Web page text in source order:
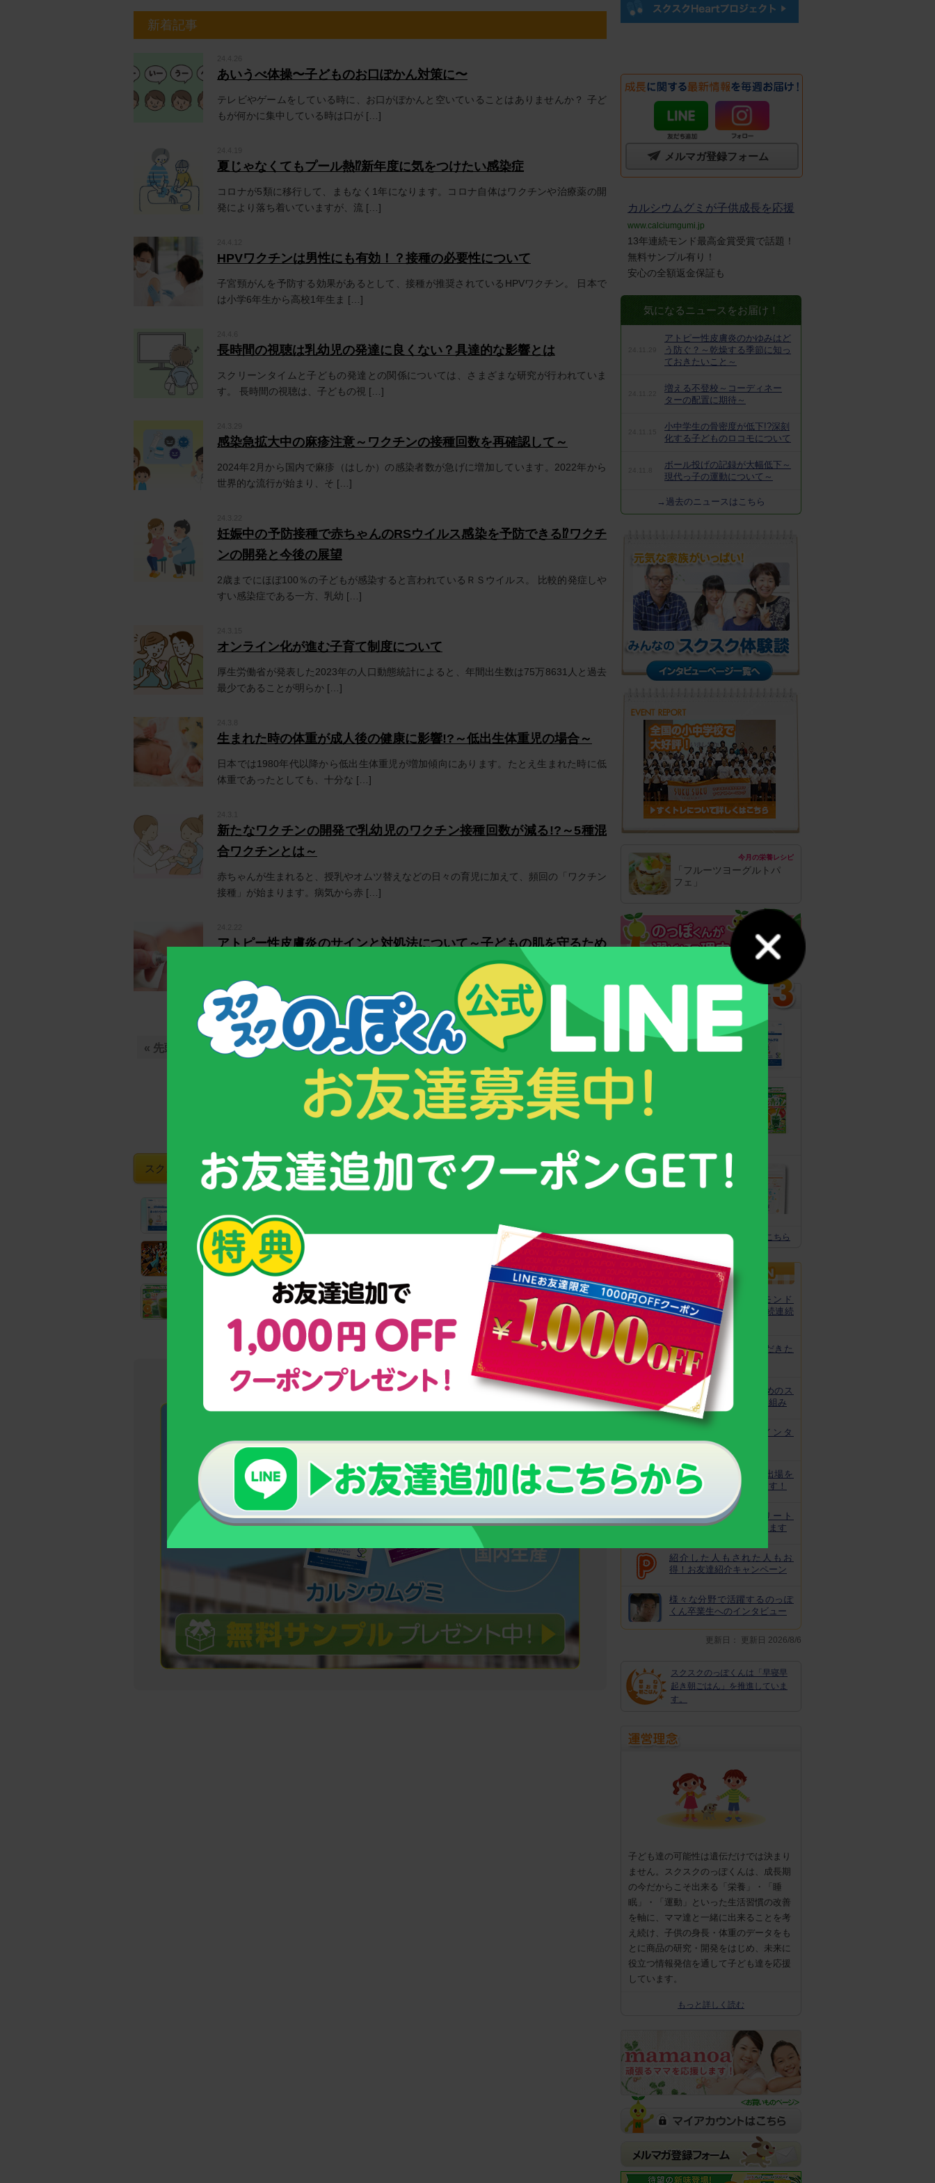
新着記事
あいうべ体操〜子どものお口ぽかん対策に〜
テレビやゲームをしている時に、お口がぽかんと空いていることはありませんか？ 子ど
もが何かに集中している時は口が […]
夏じゃなくてもプール熱⁉︎新年度に気をつけたい感染症
コロナが5類に移行して、まもなく1年になります。コロナ自体はワクチンや治療薬の開
発により落ち着いていますが、流 […]
HPVワクチンは男性にも有効！？接種の必要性について
子宮頸がんを予防する効果があるとして、接種が推奨されているHPVワクチン。 日本で
は小学6年生から高校1年生ま […]
長時間の視聴は乳幼児の発達に良くない？具達的な影響とは
スクリーンタイムと子どもの発達との関係については、さまざまな研究が行われていま
す。 長時間の視聴は、子どもの視 […]
感染急拡大中の麻疹注意～ワクチンの接種回数を再確認して～
2024年2月から国内で麻疹（はしか）の感染者数が急げに増加しています。2022年から
世界的な流行が始まり、そ […]
妊娠中の予防接種で赤ちゃんのRSウイルス感染を予防できる⁉︎ワクチ
ンの開発と今後の展望
2歳までにほぼ100％の子どもが感染すると言われているＲＳウイルス。 比較的発症しや
すい感染症である一方、乳幼 […]
オンライン化が進む子育て制度について
厚生労働省が発表した2023年の人口動態統計によると、年間出生数は75万8631人と過去
最少であることが明らか […]
生まれた時の体重が成人後の健康に影響!?～低出生体重児の場合～
日本では1980年代以降から低出生体重児が増加傾向にあります。たとえ生まれた時に低
体重であったとしても、十分な […]
新たなワクチンの開発で乳幼児のワクチン接種回数が減る!?～5種混
合ワクチンとは～
赤ちゃんが生まれると、授乳やオムツ替えなどの日々の育児に加えて、頻回の「ワクチン
接種」が始まります。病気から赤 […]
アトピー性皮膚炎のサインと対処法について～子どもの肌を守るため
アトピー性皮膚炎に悩む人は以前と比べて格段に増加しています。厚生労働省が2017年
度に実施した調査では全国に約 […]
« 先頭 « 前の10件 ... 4 5 6 7 8 ... 14 21 28 次の10件 »
最後 »
スクスクのっぽくんおすすめグッズ&コンテンツ
成長期サポート食品「カルシウムグミ」
子供が成長する仕組みとは？
全国の教育機関でも実践！
子どもの姿勢力アップトレーニング
オリンピックを目指す少年少女に密着！
強さの秘密は【栄養管理】にあった！
野菜と乳酸菌たっぷり！
小さなお子様の栄養補給におすすめ！
幼児期からの「こども食育グミ」
のっぽくんの成長サポートグッズについて
→今しかない「成長期」の栄養補給にオススメ！
メルマガ登録フォーム
カルシウムグミが子供成長を応援
www.calciumgumi.jp
13年連続モンド最高金賞受賞で話題！
無料サンプル有り！
安心の全額返金保証も
気になるニュースをお届け！
アトピー性皮膚炎のかゆみはど
う防ぐ？～乾燥する季節に知っ
ておきたいこと～
増える不登校～コーディネー
ターの配置に期待～
小中学生の骨密度が低下!?深刻
化する子どものロコモについて
ボール投げの記録が大幅低下～
現代っ子の運動について～
→過去のニュースはこちら
今月の栄養レシピ
「フルーツヨーグルトパ
フェ」
カルシウムグミ
13年連続モンド
最高金賞受賞！
こども食育グミ
幼児期の栄養補
スクスクのっぽくん推奨全グッズはこちら
カルシウムグミが、モンド
「最高金賞」を13年連続連続
受賞！
非常時にお役立ていただきた
いトレーニング
皆様の安心と安全のためのス
クスクのっぽくんの取り組み
なでしこ宮間選手にインタ
ビュー！
ジュニアオリンピック出場を
目指してがんばっています！
世界で活躍するアスリート
キッズをサポートしています
紹介した人もされた人もお
得！お友達紹介キャンペーン
様々な分野で活躍するのっぽ
くん卒業生へのインタビュー
更新日： 更新日 2026/8/6
スクスクのっぽくんは「早寝早
起き朝ごはん」を推進していま
す。
子ども達の可能性は遺伝だけでは決まり
ません。スクスクのっぽくんは、成長期
の今だからこそ出来る「栄養」・「睡
眠」・「運動」といった生活習慣の改善
を軸に、ママ達と一緒に出来ることを考
え続け、子供の身長・体重のデータをも
とに商品の研究・開発をはじめ、未来に
役立つ情報発信を通して子ども達を応援
しています。
もっと詳しく読む